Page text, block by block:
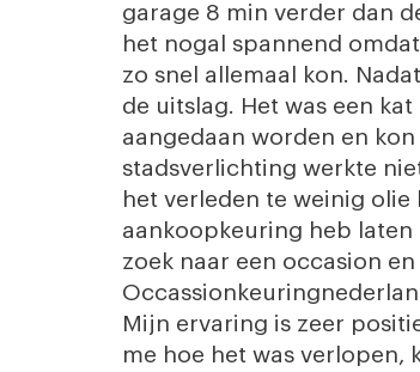
garage 8 min verder dan
het nogal spannend
zo snel allemaal kon.
de uitslag. Het was een
aangedaan worden en
stadsverlichting werkte
het verleden te weinig olie
aankoopkeuring heb laten
zoek naar een occasion
Mijn ervaring is zeer
me hoe het was verlopen,